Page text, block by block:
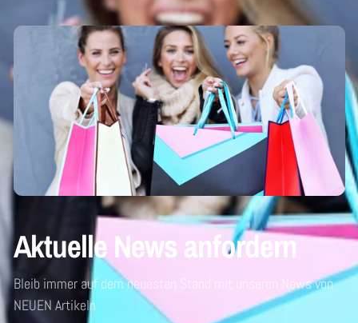
Aktuelle News anfordern
Bleib immer auf dem neuesten Stand mit unseren News von
NEUEN Artikeln